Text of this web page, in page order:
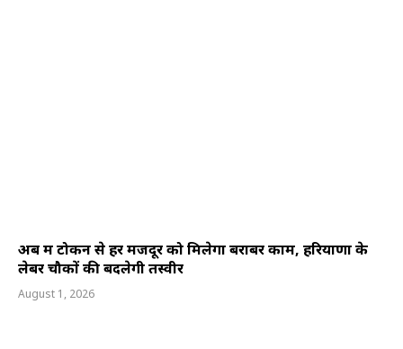
अब श्रम टोकन से हर मजदूर को मिलेगा बराबर काम, हरियाणा के
लेबर चौकों की बदलेगी तस्वीर
August 1, 2026